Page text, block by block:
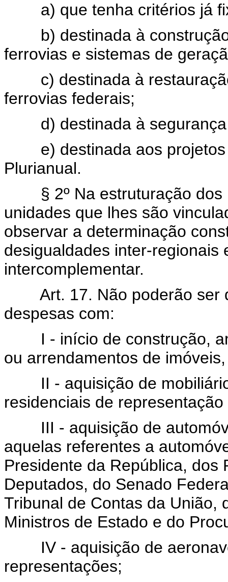
a) que tenha critérios já
b) destinada à construção
ferrovias e sistemas de
c) destinada à
ferrovias federais;
d) destinada à segurança
e) destinada aos projetos
Plurianual.
§ 2º Na estruturação dos
unidades que lhes são
observar a determinação
desigualdades inter-regionais
intercomplementar.
Art. 17. Não poderão ser
despesas com:
I - início de construção,
ou arrendamentos de
II - aquisição de mobiliário
residenciais de
III - aquisição de
aquelas referentes a
Presidente da República, dos
Deputados, do Senado
Tribunal de Contas da União,
Ministros de Estado e do
IV - aquisição de
representações;